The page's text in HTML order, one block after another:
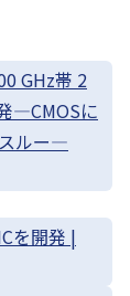
GHz帯 2
—CMOSに
ルー—
を開発 |